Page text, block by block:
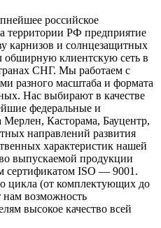
российское
территории РФ предприятие
карнизов и солнцезащитных
обширную клиентскую сеть в
СНГ. Мы работаем с
разного масштаба и формата
Нас выбирают в качестве
федеральные и
Касторама, Бауцентр,
направлений развития
характеристик нашей
выпускаемой продукции
сертификатом ISO — 9001.
цикла (от комплектующих до
нам возможность
высокое качество всей